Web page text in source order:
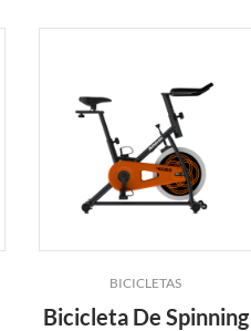
BICICLETAS
Bicicleta De Spinning